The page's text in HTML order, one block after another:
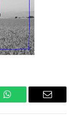
WhatsAppEmail